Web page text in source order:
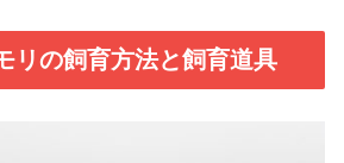
リの飼育方法と飼育道具